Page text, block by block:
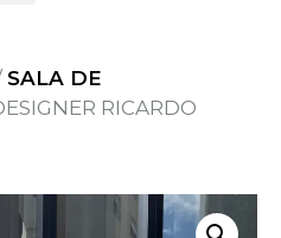
SALA DE
RICARDO